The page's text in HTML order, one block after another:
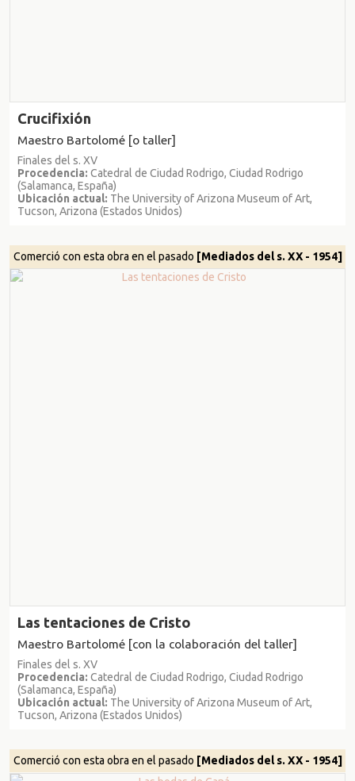
Crucifixión
Maestro Bartolomé [o taller]
Finales del s. XV
Procedencia: Catedral de Ciudad Rodrigo, Ciudad Rodrigo
(Salamanca, España)
Ubicación actual: The University of Arizona Museum of Art,
Tucson, Arizona (Estados Unidos)
Comerció con esta obra en el pasado [Mediados del s. XX - 1954]
Las tentaciones de Cristo
Maestro Bartolomé [con la colaboración del taller]
Finales del s. XV
Procedencia: Catedral de Ciudad Rodrigo, Ciudad Rodrigo
(Salamanca, España)
Ubicación actual: The University of Arizona Museum of Art,
Tucson, Arizona (Estados Unidos)
Comerció con esta obra en el pasado [Mediados del s. XX - 1954]